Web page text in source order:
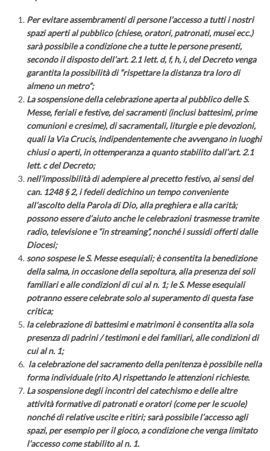
Per evitare assembramenti di persone l’accesso a tutti i nostri
spazi aperti al pubblico (chiese, oratori, patronati, musei ecc.)
sarà possibile a condizione che a tutte le persone presenti,
secondo il disposto dell’art. 2.1 lett. d, f, h, i, del Decreto venga
garantita la possibilità di “rispettare la distanza tra loro di
almeno un metro”;
La sospensione della celebrazione aperta al pubblico delle S.
Messe, feriali e festive, dei sacramenti (inclusi battesimi, prime
comunioni e cresime), di sacramentali, liturgie e pie devozioni,
quali la Via Crucis, indipendentemente che avvengano in luoghi
chiusi o aperti, in ottemperanza a quanto stabilito dall’art. 2.1
lett. c del Decreto;
nell’impossibilità di adempiere al precetto festivo, ai sensi del
can. 1248 § 2, i fedeli dedichino un tempo conveniente
all’ascolto della Parola di Dio, alla preghiera e alla carità;
possono essere d’aiuto anche le celebrazioni trasmesse tramite
radio, televisione e “in streaming”, nonché i sussidi offerti dalle
Diocesi;
sono sospese le S. Messe esequiali; è consentita la benedizione
della salma, in occasione della sepoltura, alla presenza dei soli
familiari e alle condizioni di cui al n. 1; le S. Messe esequiali
potranno essere celebrate solo al superamento di questa fase
critica;
la celebrazione di battesimi e matrimoni è consentita alla sola
presenza di padrini / testimoni e dei familiari, alle condizioni di
cui al n. 1;
la celebrazione del sacramento della penitenza è possibile nella
forma individuale (rito A) rispettando le attenzioni richieste.
La sospensione degli incontri del catechismo e delle altre
attività formative di patronati e oratori (come per le scuole)
nonché di relative uscite e ritiri; sarà possibile l’accesso agli
spazi, per esempio per il gioco, a condizione che venga limitato
l’accesso come stabilito al n. 1.